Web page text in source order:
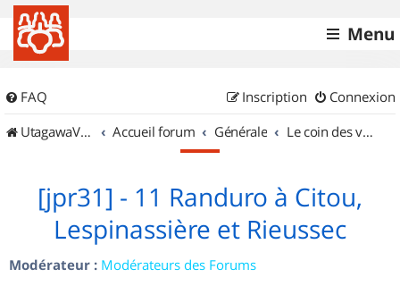
Menu
FAQ Connexion
Inscription
UtagawaVTT (Randos VTT et VTTAE avec traces GPS)
Accueil forum Générale Le coin des vidéastes
[jpr31] - 11 Randuro à Citou,
Lespinassière et Rieussec
Modérateur : Modérateurs des Forums